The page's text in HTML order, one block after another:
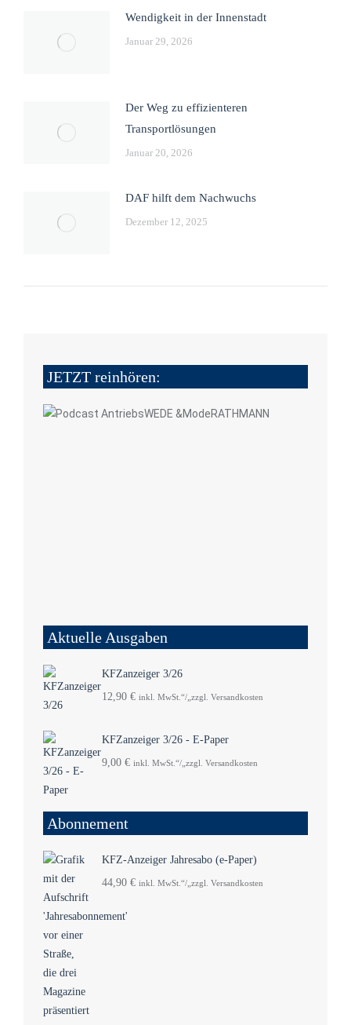
Wendigkeit in der Innenstadt
Januar 29, 2026
Der Weg zu effizienteren
Transportlösungen
Januar 20, 2026
DAF hilft dem Nachwuchs
Dezember 12, 2025
JETZT reinhören:
Aktuelle Ausgaben
KFZanzeiger 3/26
12,90 € inkl. MwSt.“/„zzgl. Versandkosten
KFZanzeiger 3/26 - E-Paper
9,00 € inkl. MwSt.“/„zzgl. Versandkosten
Abonnement
KFZ-Anzeiger Jahresabo (e-Paper)
44,90 € inkl. MwSt.“/„zzgl. Versandkosten